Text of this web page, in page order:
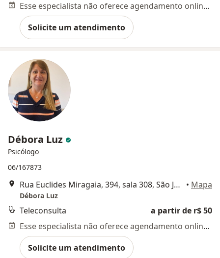
Esse especialista não oferece agendamento online para esse endereço.
Solicite um atendimento
Débora Luz
Psicólogo
06/167873
Rua Euclides Miragaia, 394, sala 308, São José dos Campos • Mapa
Débora Luz
Teleconsulta
a partir de r$ 50
Esse especialista não oferece agendamento online para esse endereço.
Solicite um atendimento